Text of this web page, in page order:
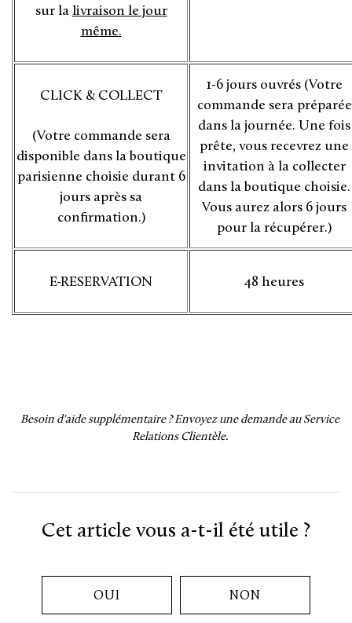
sur lalivraison le jour
même.
CLICK & COLLECT
(Votre commande sera
disponible dans la boutique
parisienne choisie durant 6
jours après sa
confirmation.)
1-6 jours ouvrés (Votre
commande sera préparée
dans la journée. Une fois
prête, vous recevrez une
invitation à la collecter
dans la boutique choisie.
Vous aurez alors 6 jours
pour la récupérer.)
E-RESERVATION 48 heures
Besoin d'aide supplémentaire ?Envoyez une demande au Service
Relations Clientèle.
Cet article vous a-t-il été utile ?
OUI NON